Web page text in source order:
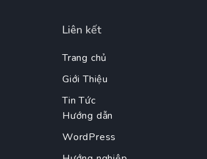
Liên kết
Trang chủ
Giới Thiệu
Tin Tức
Hướng dẫn
WordPress